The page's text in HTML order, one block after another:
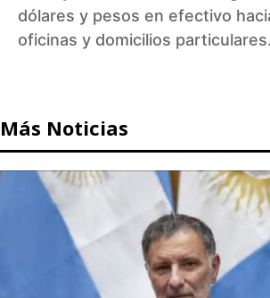
dólares y pesos en efectivo
oficinas y domicilios particulares.
Más Noticias